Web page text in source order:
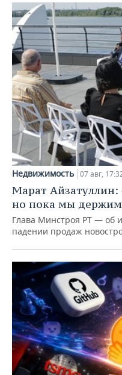
Недвижимость 07 авг,
Марат Айзатуллин:
но пока мы
Глава Минстроя РТ — об
падении продаж